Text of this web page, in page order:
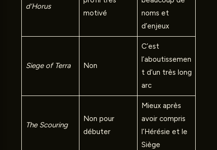
d’Horus
motivé
noms et
d’enjeux
Siege of Terra Non
C’est
l’aboutissemen
t d’un très long
arc
The Scouring
Non pour
débuter
Mieux après
avoir compris
l’Hérésie et le
Siège